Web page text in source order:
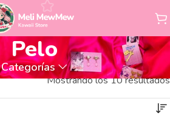
Pelo
Categorías
Mostrando los 10 resultados